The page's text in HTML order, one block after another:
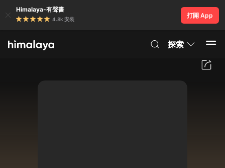
Himalaya-有聲書
4.8k 安裝
打開 App
探索